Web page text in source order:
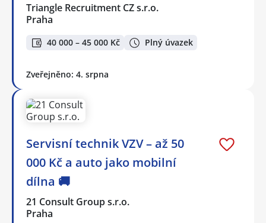
Triangle Recruitment CZ s.r.o.
Praha
40 000 – 45 000 Kč Plný úvazek
Zveřejněno: 4. srpna
Servisní technik VZV – až 50
000 Kč a auto jako mobilní
dílna 🚚
21 Consult Group s.r.o.
Praha